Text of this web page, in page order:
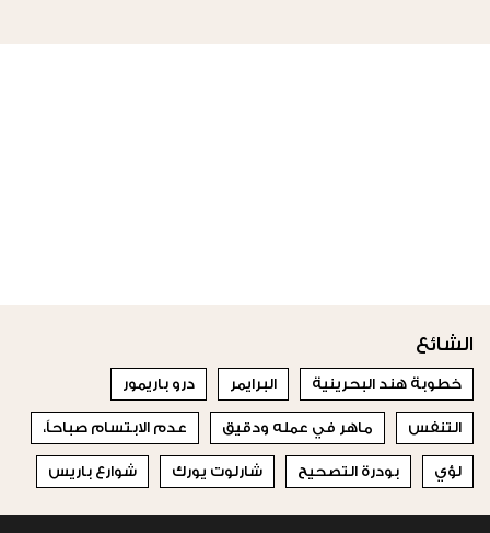
الشائع
خطوبة هند البحرينية البرايمر درو باريمور
التنفس ماهر في عمله ودقيق عدم الابتسام صباحاً،
لؤي بودرة التصحيح شارلوت يورك شوارع باريس